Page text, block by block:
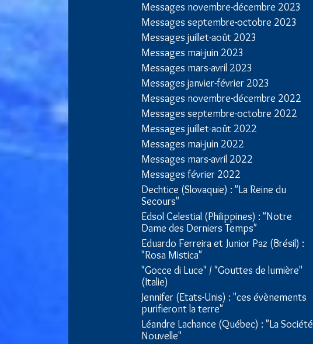
Messages novembre-décembre 2023
Messages septembre-octobre 2023
Messages juillet-août 2023
Messages mai-juin 2023
Messages mars-avril 2023
Messages janvier-février 2023
Messages novembre-décembre 2022
Messages septembre-octobre 2022
Messages juillet-août 2022
Messages mai-juin 2022
Messages mars-avril 2022
Messages février 2022
Dechtice (Slovaquie) : "La Reine du
Secours"
Edsol Celestial (Philippines) : "Notre
Dame des Derniers Temps"
Eduardo Ferreira et Junior Paz (Brésil) :
"Rosa Mistica"
"Gocce di Luce" / "Gouttes de lumière"
(Italie)
Jennifer (Etats-Unis) : "ces évènements
purifieront la terre"
Léandre Lachance (Québec) : "La Société
Nouvelle"